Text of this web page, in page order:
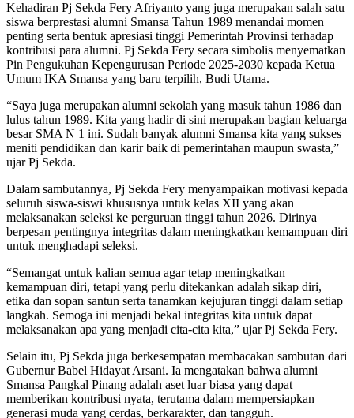
Kehadiran Pj Sekda Fery Afriyanto yang juga merupakan salah satu
siswa berprestasi alumni Smansa Tahun 1989 menandai momen
penting serta bentuk apresiasi tinggi Pemerintah Provinsi terhadap
kontribusi para alumni. Pj Sekda Fery secara simbolis menyematkan
Pin Pengukuhan Kepengurusan Periode 2025-2030 kepada Ketua
Umum IKA Smansa yang baru terpilih, Budi Utama.
“Saya juga merupakan alumni sekolah yang masuk tahun 1986 dan
lulus tahun 1989. Kita yang hadir di sini merupakan bagian keluarga
besar SMA N 1 ini. Sudah banyak alumni Smansa kita yang sukses
meniti pendidikan dan karir baik di pemerintahan maupun swasta,”
ujar Pj Sekda.
Dalam sambutannya, Pj Sekda Fery menyampaikan motivasi kepada
seluruh siswa-siswi khususnya untuk kelas XII yang akan
melaksanakan seleksi ke perguruan tinggi tahun 2026. Dirinya
berpesan pentingnya integritas dalam meningkatkan kemampuan diri
untuk menghadapi seleksi.
“Semangat untuk kalian semua agar tetap meningkatkan
kemampuan diri, tetapi yang perlu ditekankan adalah sikap diri,
etika dan sopan santun serta tanamkan kejujuran tinggi dalam setiap
langkah. Semoga ini menjadi bekal integritas kita untuk dapat
melaksanakan apa yang menjadi cita-cita kita,” ujar Pj Sekda Fery.
Selain itu, Pj Sekda juga berkesempatan membacakan sambutan dari
Gubernur Babel Hidayat Arsani. Ia mengatakan bahwa alumni
Smansa Pangkal Pinang adalah aset luar biasa yang dapat
memberikan kontribusi nyata, terutama dalam mempersiapkan
generasi muda yang cerdas, berkarakter, dan tangguh.